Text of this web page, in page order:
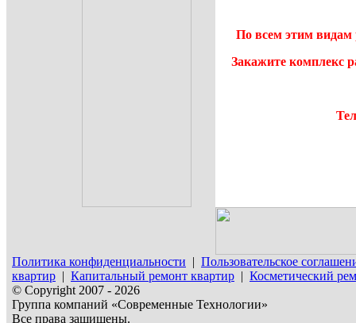
По всем этим видам
Закажите комплекс
Политика конфиденциальности | Пользовательское
квартир | Капитальный ремонт квартир | Косметический
© Copyright 2007 - 2026
Группа компаний «Современные Технологии»
Все права защищены.